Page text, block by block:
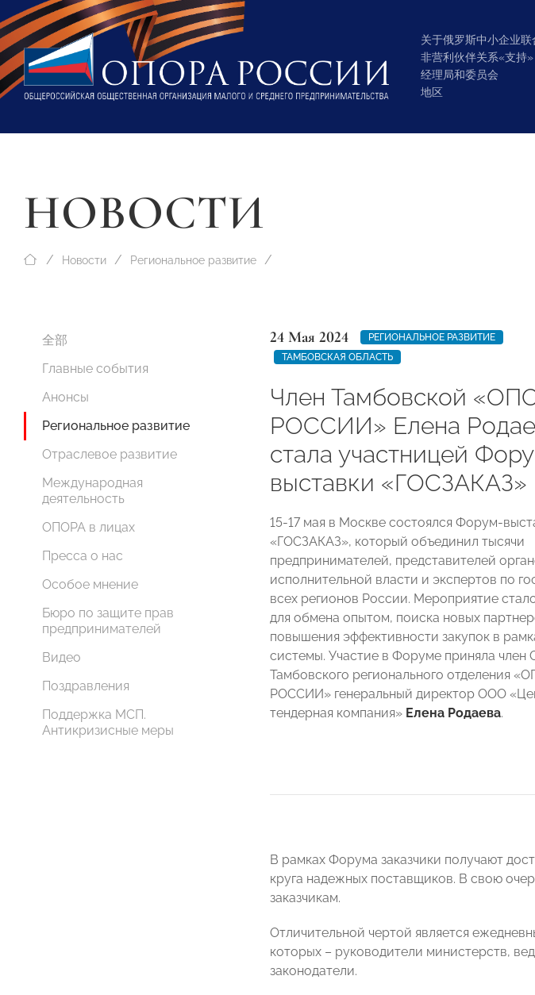
关于俄罗斯中小企业联
非营利伙伴关系«支持
经理局和委员会
地区
НОВОСТИ
Новости Региональное развитие
全部
Главные события
Анонсы
Региональное развитие
Отраслевое развитие
Международная
деятельность
ОПОРА в лицах
Пресса о нас
Особое мнение
Бюро по защите прав
предпринимателей
Видео
Поздравления
Поддержка МСП.
Антикризисные меры
24 Мая 2024
РЕГИОНАЛЬНОЕ РАЗВИТИЕ
ТАМБОВСКАЯ ОБЛАСТЬ
Член Тамбовской
РОССИИ» Елена
стала участницей
выставки «ГОСЗАКАЗ»
15-17 мая в Москве состоялся Форум-
«ГОСЗАКАЗ», который объединил тысячи
предпринимателей, представителей
исполнительной власти и экспертов по
всех регионов России. Мероприятие
для обмена опытом, поиска новых
повышения эффективности закупок в
системы. Участие в Форуме приняла член
Тамбовского регионального отделения
РОССИИ» генеральный директор ООО
тендерная компания» Елена Родаева.
В рамках Форума заказчики получают
круга надежных поставщиков. В свою
заказчикам.
Отличительной чертой является
которых – руководители министерств,
законодатели.